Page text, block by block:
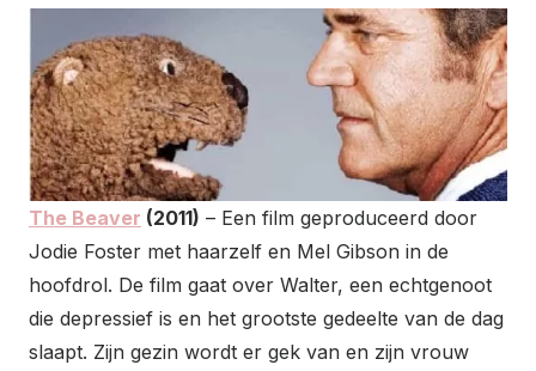
The Beaver (2011) – Een film geproduceerd door
Jodie Foster met haarzelf en Mel Gibson in de
hoofdrol. De film gaat over Walter, een echtgenoot
die depressief is en het grootste gedeelte van de dag
slaapt. Zijn gezin wordt er gek van en zijn vrouw